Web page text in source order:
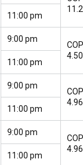
11:00 pm
9:00 pm
COP
11:00 pm
9:00 pm
COP
11:00 pm
9:00 pm
COP
11:00 pm